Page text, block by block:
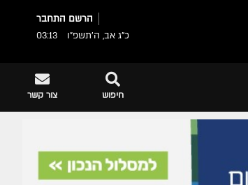
הרשם התחבר
כ"ג אב, ה׳תשפ״ו
03:13
צור קשר חיפוש